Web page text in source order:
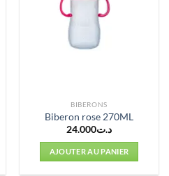
BIBERONS
Biberon rose 270ML
د.ت24.000
AJOUTER AU PANIER